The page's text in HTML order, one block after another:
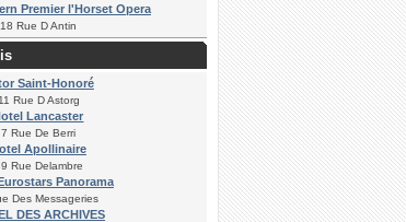
Premier l'Horset Opera
Rue D Antin
Saint-Honoré
Rue D Astorg
Lancaster
Rue De Berri
Apollinaire
Rue Delambre
Panorama
Des Messageries
DES ARCHIVES